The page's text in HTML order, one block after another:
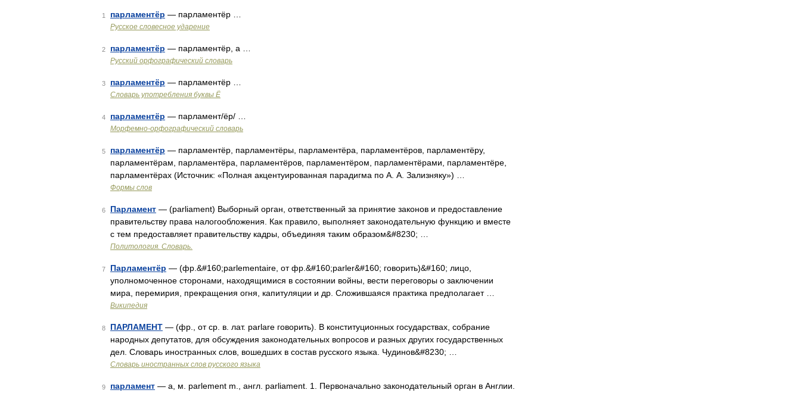
1 парламентёр — парламентёр …
Русское словесное ударение
2 парламентёр — парламентёр, а …
Русский орфографический словарь
3 парламентёр — парламентёр …
Словарь употребления буквы Ё
4 парламентёр — парламент/ёр/ …
Морфемно-орфографический словарь
5 парламентёр — парламентёр, парламентёры, парламентёра, парламентёров, парламентёру,
парламентёрам, парламентёра, парламентёров, парламентёром, парламентёрами, парламентёре,
парламентёрах (Источник: «Полная акцентуированная парадигма по А. А. Зализняку») …
Формы слов
6 Парламент — (parliament) Выборный орган, ответственный за принятие законов и предоставление
правительству права налогообложения. Как правило, выполняет законодательную функцию и вместе
с тем предоставляет правительству кадры, объединяя таким образом&#8230; …
Политология. Словарь.
7 Парламентёр — (фр.&#160;parlementaire, от фр.&#160;parler&#160; говорить)&#160; лицо,
уполномоченное сторонами, находящимися в состоянии войны, вести переговоры о заключении
мира, перемирия, прекращения огня, капитуляции и др. Сложившаяся практика предполагает …
Википедия
8 ПАРЛАМЕНТ — (фр., от ср. в. лат. parlare говорить). В конституционных государствах, собрание
народных депутатов, для обсуждения законодательных вопросов и разных других государственных
дел. Словарь иностранных слов, вошедших в состав русского языка. Чудинов&#8230; …
Словарь иностранных слов русского языка
9 парламент — а, м. parlement m., англ. parliament. 1. Первоначально законодательный орган в Англии.